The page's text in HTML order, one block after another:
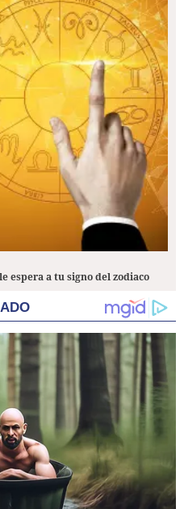
espera a tu signo del zodiaco